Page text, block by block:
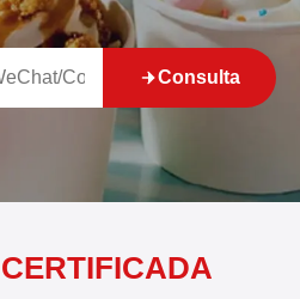
Consulta